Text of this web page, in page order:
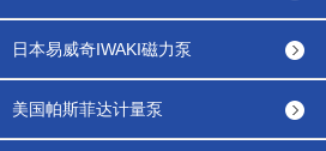
日本易威奇IWAKI磁力泵
美国帕斯菲达计量泵